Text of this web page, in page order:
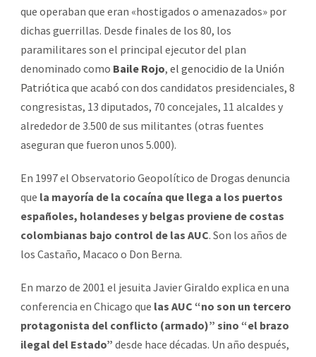
que operaban que eran «hostigados o amenazados» por
dichas guerrillas. Desde finales de los 80, los
paramilitares son el principal ejecutor del plan
denominado como Baile Rojo, el genocidio de la Unión
Patriótica que acabó con dos candidatos presidenciales, 8
congresistas, 13 diputados, 70 concejales, 11 alcaldes y
alrededor de 3.500 de sus militantes (otras fuentes
aseguran que fueron unos 5.000).
En 1997 el Observatorio Geopolítico de Drogas denuncia
que la mayoría de la cocaína que llega a los puertos
españoles, holandeses y belgas proviene de costas
colombianas bajo control de las AUC. Son los años de
los Castaño, Macaco o Don Berna.
En marzo de 2001 el jesuita Javier Giraldo explica en una
conferencia en Chicago que las AUC “no son un tercero
protagonista del conflicto (armado)” sino “el brazo
ilegal del Estado” desde hace décadas. Un año después,